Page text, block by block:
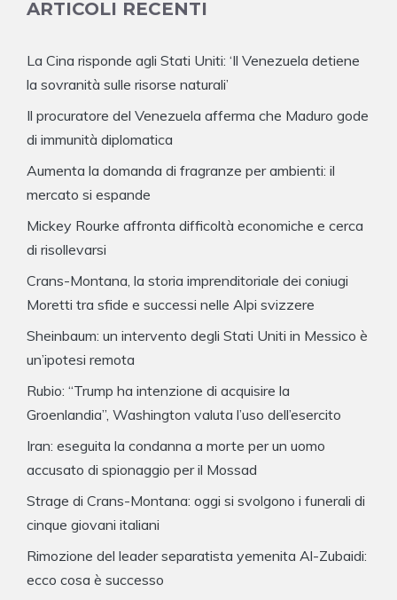
ARTICOLI RECENTI
La Cina risponde agli Stati Uniti: ‘Il Venezuela detiene
la sovranità sulle risorse naturali’
Il procuratore del Venezuela afferma che Maduro gode
di immunità diplomatica
Aumenta la domanda di fragranze per ambienti: il
mercato si espande
Mickey Rourke affronta difficoltà economiche e cerca
di risollevarsi
Crans-Montana, la storia imprenditoriale dei coniugi
Moretti tra sfide e successi nelle Alpi svizzere
Sheinbaum: un intervento degli Stati Uniti in Messico è
un’ipotesi remota
Rubio: “Trump ha intenzione di acquisire la
Groenlandia”, Washington valuta l’uso dell’esercito
Iran: eseguita la condanna a morte per un uomo
accusato di spionaggio per il Mossad
Strage di Crans-Montana: oggi si svolgono i funerali di
cinque giovani italiani
Rimozione del leader separatista yemenita Al-Zubaidi:
ecco cosa è successo